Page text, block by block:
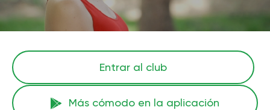
Entrar al club
Más cómodo en la aplicación